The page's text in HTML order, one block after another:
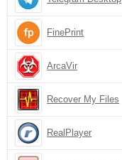
FinePrint
ArcaVir
Recover My Files
RealPlayer